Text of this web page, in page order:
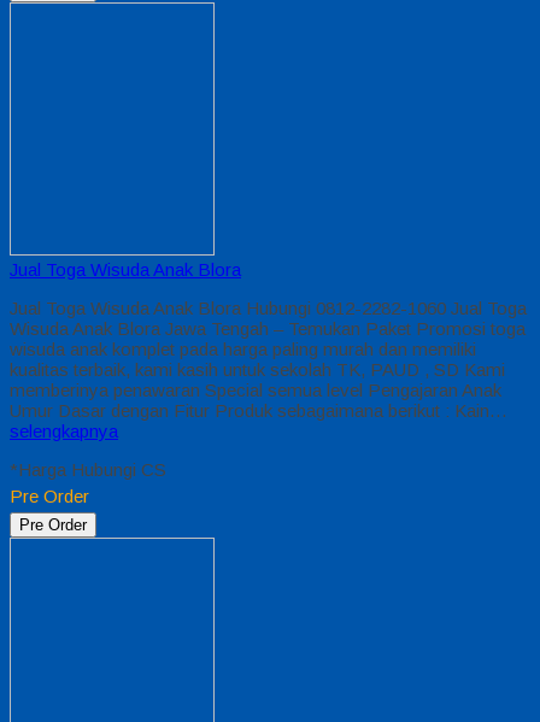
Jual Toga Wisuda Anak Blora
Jual Toga Wisuda Anak Blora Hubungi 0812-2282-1060 Jual Toga
Wisuda Anak Blora Jawa Tengah – Temukan Paket Promosi toga
wisuda anak komplet pada harga paling murah dan memiliki
kualitas terbaik, kami kasih untuk sekolah TK, PAUD , SD Kami
memberinya penawaran Special semua level Pengajaran Anak
Umur Dasar dengan Fitur Produk sebagaimana berikut : Kain…
selengkapnya
*Harga Hubungi CS
Pre Order
Pre Order